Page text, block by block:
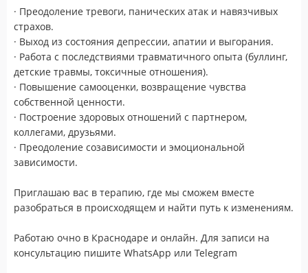
· Преодоление тревоги, панических атак и навязчивых
страхов.
· Выход из состояния депрессии, апатии и выгорания.
· Работа с последствиями травматичного опыта (буллинг,
детские травмы, токсичные отношения).
· Повышение самооценки, возвращение чувства
собственной ценности.
· Построение здоровых отношений с партнером,
коллегами, друзьями.
· Преодоление созависимости и эмоциональной
зависимости.
Приглашаю вас в терапию, где мы сможем вместе
разобраться в происходящем и найти путь к изменениям.
Работаю очно в Краснодаре и онлайн. Для записи на
консультацию пишите WhatsApp или Telegram